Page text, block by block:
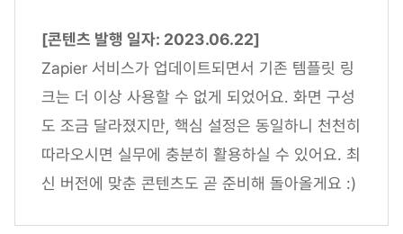
[콘텐츠 발행 일자: 2023.06.22]
Zapier 서비스가 업데이트되면서 기존 템플릿 링
크는 더 이상 사용할 수 없게 되었어요. 화면 구성
도 조금 달라졌지만, 핵심 설정은 동일하니 천천히
따라오시면 실무에 충분히 활용하실 수 있어요. 최
신 버전에 맞춘 콘텐츠도 곧 준비해 돌아올게요 :)